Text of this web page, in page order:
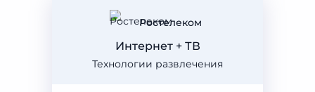
Ростелеком
Технологии развлечения
Интернет + ТВ